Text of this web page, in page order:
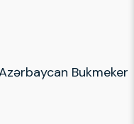
Bukmeker